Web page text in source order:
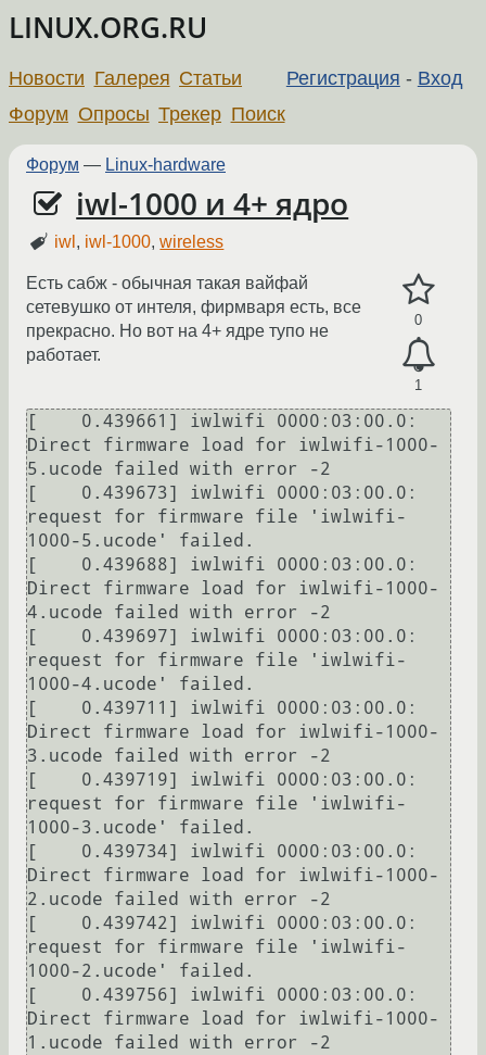
LINUX.ORG.RU
Регистрация - Вход
Новости Галерея Статьи
Форум Опросы Трекер Поиск
Форум — Linux-hardware
iwl-1000 и 4+ ядро
iwl , iwl-1000,wireless
0
1
Есть сабж - обычная такая вайфай
сетевушко от интеля, фирмваря есть, все
прекрасно. Но вот на 4+ ядре тупо не
работает.
[    0.439661] iwlwifi 0000:03:00.0:
Direct firmware load for iwlwifi-1000-
5.ucode failed with error -2
[    0.439673] iwlwifi 0000:03:00.0:
request for firmware file 'iwlwifi-
1000-5.ucode' failed.
[    0.439688] iwlwifi 0000:03:00.0:
Direct firmware load for iwlwifi-1000-
4.ucode failed with error -2
[    0.439697] iwlwifi 0000:03:00.0:
request for firmware file 'iwlwifi-
1000-4.ucode' failed.
[    0.439711] iwlwifi 0000:03:00.0:
Direct firmware load for iwlwifi-1000-
3.ucode failed with error -2
[    0.439719] iwlwifi 0000:03:00.0:
request for firmware file 'iwlwifi-
1000-3.ucode' failed.
[    0.439734] iwlwifi 0000:03:00.0:
Direct firmware load for iwlwifi-1000-
2.ucode failed with error -2
[    0.439742] iwlwifi 0000:03:00.0:
request for firmware file 'iwlwifi-
1000-2.ucode' failed.
[    0.439756] iwlwifi 0000:03:00.0:
Direct firmware load for iwlwifi-1000-
1.ucode failed with error -2